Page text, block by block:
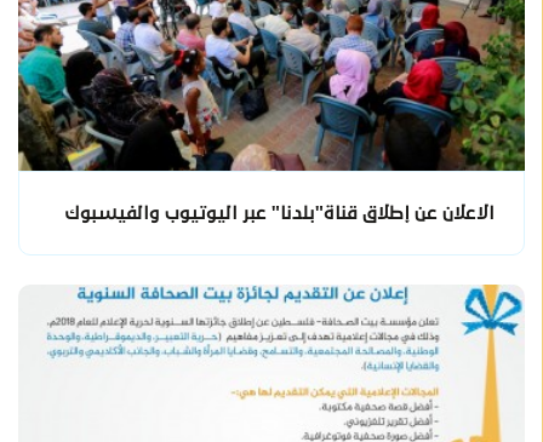
الاعلان عن إطلاق قناة"بلدنا" عبر اليوتيوب والفيسبوك